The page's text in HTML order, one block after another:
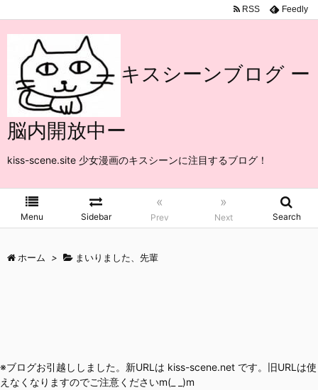
キスシーンブログ ー
脳内開放中ー
kiss-scene.site 少女漫画のキスシーンに注目するブログ！
Menu Sidebar
«
Prev
»
Next Search
RSS Feedly
ホーム > まいりました、先輩
※ブログお引越ししました。新URLは kiss-scene.net です。旧URLは使
えなくなりますのでご注意くださいm(_ _)m